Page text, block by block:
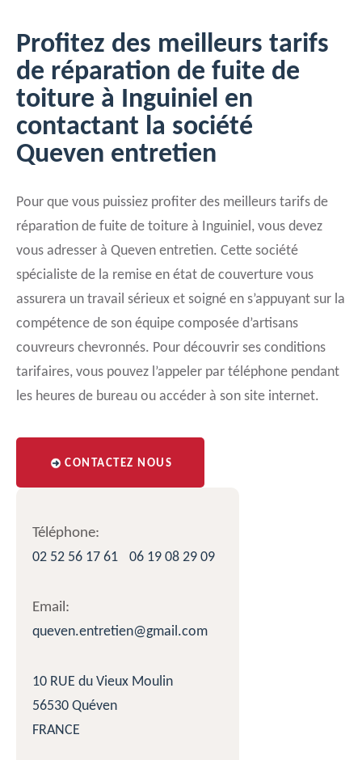
Profitez des meilleurs tarifs
de réparation de fuite de
toiture à Inguiniel en
contactant la société
Queven entretien
Pour que vous puissiez profiter des meilleurs tarifs de
réparation de fuite de toiture à Inguiniel, vous devez
vous adresser à Queven entretien. Cette société
spécialiste de la remise en état de couverture vous
assurera un travail sérieux et soigné en s’appuyant sur la
compétence de son équipe composée d’artisans
couvreurs chevronnés. Pour découvrir ses conditions
tarifaires, vous pouvez l’appeler par téléphone pendant
les heures de bureau ou accéder à son site internet.
CONTACTEZ NOUS
Téléphone:
02 52 56 17 61
06 19 08 29 09
Email:
queven.entretien@gmail.com
10 RUE du Vieux Moulin
56530 Quéven
FRANCE